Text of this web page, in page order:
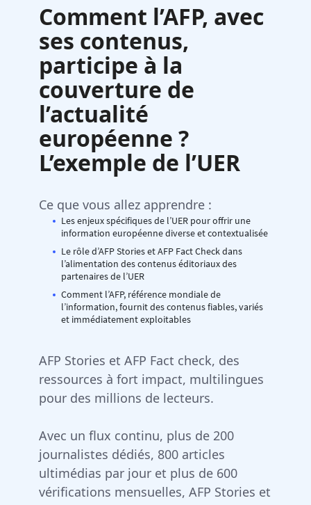
Comment l’AFP, avec
ses contenus,
participe à la
couverture de
l’actualité
européenne ?
L’exemple de l’UER
Ce que vous allez apprendre :
Les enjeux spécifiques de l’UER pour offrir une
information européenne diverse et contextualisée
Le rôle d’AFP Stories et AFP Fact Check dans
l’alimentation des contenus éditoriaux des
partenaires de l’UER
Comment l’AFP, référence mondiale de
l’information, fournit des contenus fiables, variés
et immédiatement exploitables
AFP Stories et AFP Fact check, des
ressources à fort impact, multilingues
pour des millions de lecteurs.
Avec un flux continu, plus de 200
journalistes dédiés, 800 articles
ultimédias par jour et plus de 600
vérifications mensuelles, AFP Stories et